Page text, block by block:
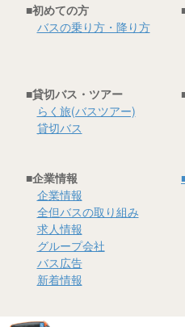
■初めての方
バスの乗り方・降り方
■貸切バス・ツアー
らく旅(バスツアー)
貸切バス
■企業情報
企業情報
全但バスの取り組み
求人情報
グループ会社
バス広告
新着情報